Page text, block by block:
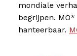
mondiale
begrijpen.
hanteerbaar.